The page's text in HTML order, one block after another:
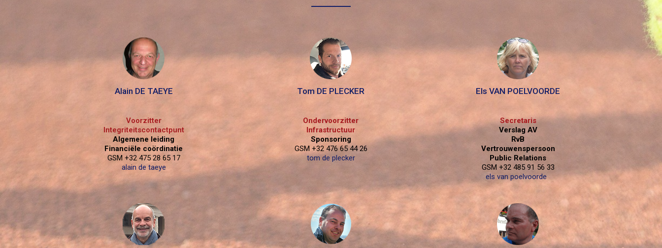
Alain DE TAEYE
Voorzitter
Integriteitscontactpunt
Algemene leiding
Financiële coördinatie
GSM +32 475 28 65 17
alain de taeye
Tom DE PLECKER
Ondervoorzitter
Infrastructuur
Sponsoring
GSM +32 476 65 44 26
tom de plecker
Els VAN POELVOORDE
Secretaris
Verslag AV
RvB
Vertrouwenspersoon
Public Relations
GSM +32 485 91 56 33
els van poelvoorde